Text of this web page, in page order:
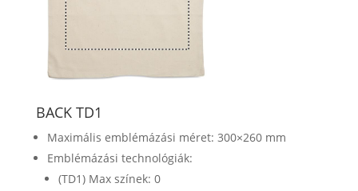
BACK TD1
Maximális emblémázási méret: 300×260 mm
Emblémázási technológiák:
(TD1) Max színek: 0